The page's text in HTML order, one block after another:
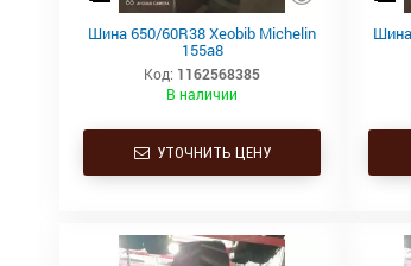
Шина 650/60R38 Xeobib Michelin
155a8
Код: 1162568385
В наличии
УТОЧНИТЬ ЦЕНУ